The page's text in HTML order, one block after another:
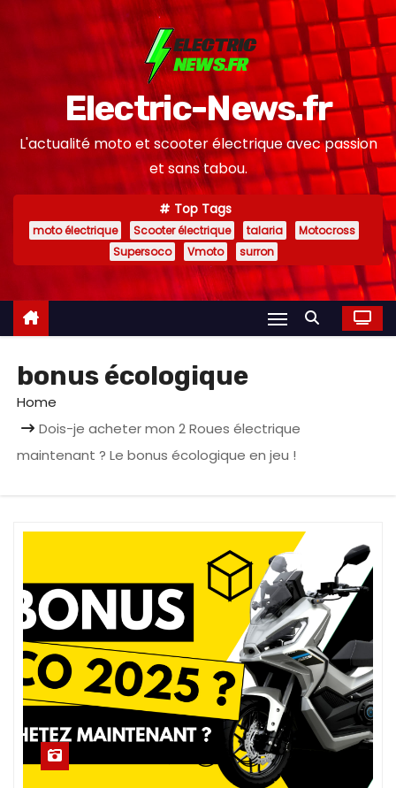
Electric-News.fr
L'actualité moto et scooter électrique avec passion
et sans tabou.
Top Tags
moto électrique Scooter électrique talaria
Motocross
Supersoco
Vmoto surron
bonus écologique
Home
Dois-je acheter mon 2 Roues électrique
maintenant ? Le bonus écologique en jeu !